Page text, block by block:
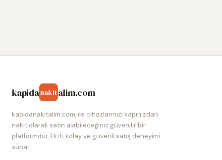
kapidanakitalim.com
kapidanakitalim.com, ile cihazlarınızı kapınızdan
nakit olarak satın alabileceğiniz güvenilir bir
platformdur. Hızlı, kolay ve güvenli satış deneyimi
sunar.